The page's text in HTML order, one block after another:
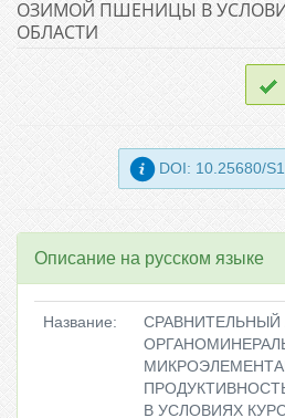
ОЗИМОЙ ПШЕНИЦЫ В
ОБЛАСТИ
DOI: 10.25680/
Описание на русском языке
Название:
СРАВНИТЕЛЬНЫЙ
В УСЛОВИЯХ